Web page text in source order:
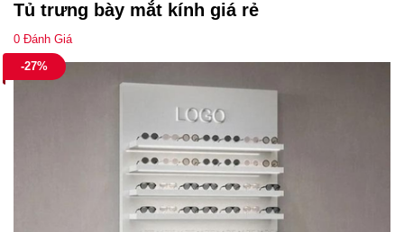
Tủ trưng bày mắt kính giá rẻ
0 Đánh Giá
-27%